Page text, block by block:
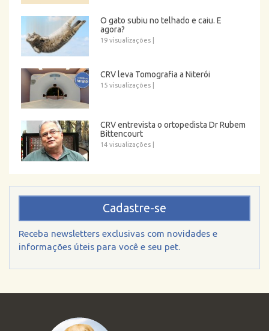
O gato subiu no telhado e caiu. E
agora?
19 visualizações
CRV leva Tomografia a Niterói
15 visualizações
CRV entrevista o ortopedista Dr Rubem
Bittencourt
14 visualizações
Cadastre-se
Receba newsletters exclusivas com novidades e
informações úteis para você e seu pet.